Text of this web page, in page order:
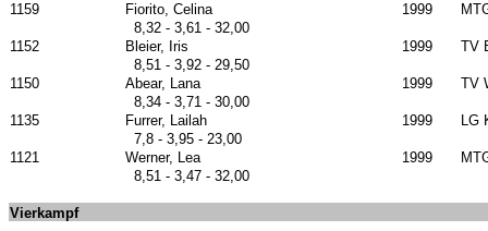
1159
Fiorito, Celina 1999
8,32 - 3,61 - 32,00
1152
Bleier, Iris 1999
TV
8,51 - 3,92 - 29,50
1150
Abear, Lana 1999
TV
8,34 - 3,71 - 30,00
1135
Furrer, Lailah 1999
LG
7,8 - 3,95 - 23,00
1121
Werner, Lea 1999
8,51 - 3,47 - 32,00
Vierkampf